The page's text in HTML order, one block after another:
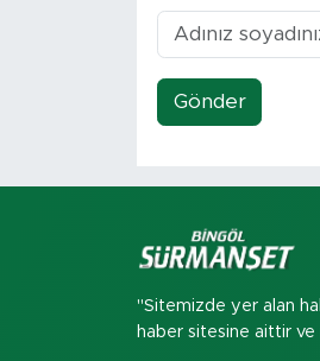
Gönder
"Sitemizde yer alan
haber sitesine aittir ve